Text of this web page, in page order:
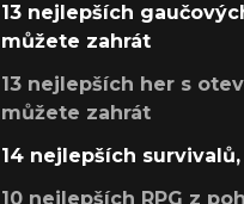
13 nejlepších
můžete zahrát
13 nejlepších her s
můžete zahrát
14 nejlepších
10 nejlepších RPG z